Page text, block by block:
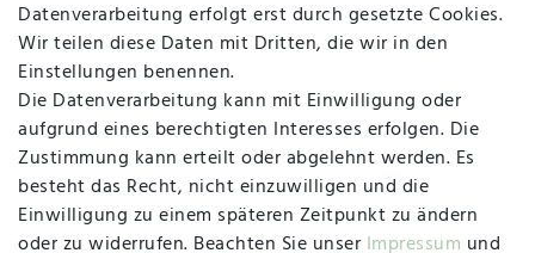
MAPALI VOR ORT
Herzogstraße 10
47533 Kleve
Montag, Dienstag, Donnerstag, Freitag
09:00 Uhr bis 13:00 Uhr
Datenverarbeitung erfolgt erst durch gesetzte Cookies.
Wir teilen diese Daten mit Dritten, die wir in den
Einstellungen benennen.
Die Datenverarbeitung kann mit Einwilligung oder
aufgrund eines berechtigten Interesses erfolgen. Die
Zustimmung kann erteilt oder abgelehnt werden. Es
besteht das Recht, nicht einzuwilligen und die
Einwilligung zu einem späteren Zeitpunkt zu ändern
oder zu widerrufen. Beachten Sie unser Impressum und